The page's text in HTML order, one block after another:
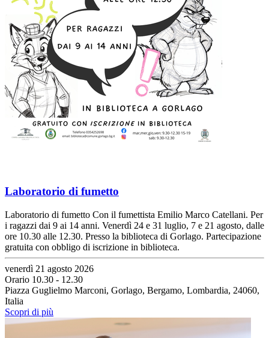
Laboratorio di fumetto
Laboratorio di fumetto Con il fumettista Emilio Marco Catellani. Per
i ragazzi dai 9 ai 14 anni. Venerdì 24 e 31 luglio, 7 e 21 agosto, dalle
ore 10.30 alle 12.30. Presso la biblioteca di Gorlago. Partecipazione
gratuita con obbligo di iscrizione in biblioteca.
venerdì 21 agosto 2026
Orario 10.30 - 12.30
Piazza Guglielmo Marconi, Gorlago, Bergamo, Lombardia, 24060,
Italia
Scopri di più